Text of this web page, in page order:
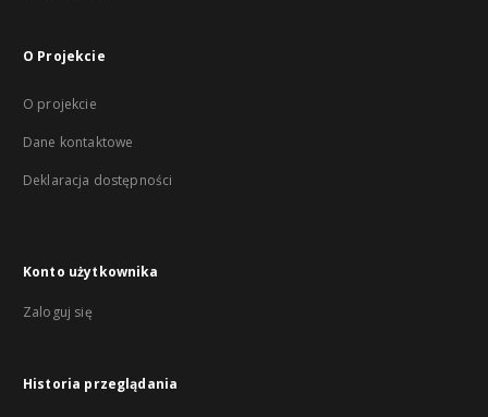
O Projekcie
O projekcie
Dane kontaktowe
Deklaracja dostępności
Konto użytkownika
Zaloguj się
Historia przeglądania